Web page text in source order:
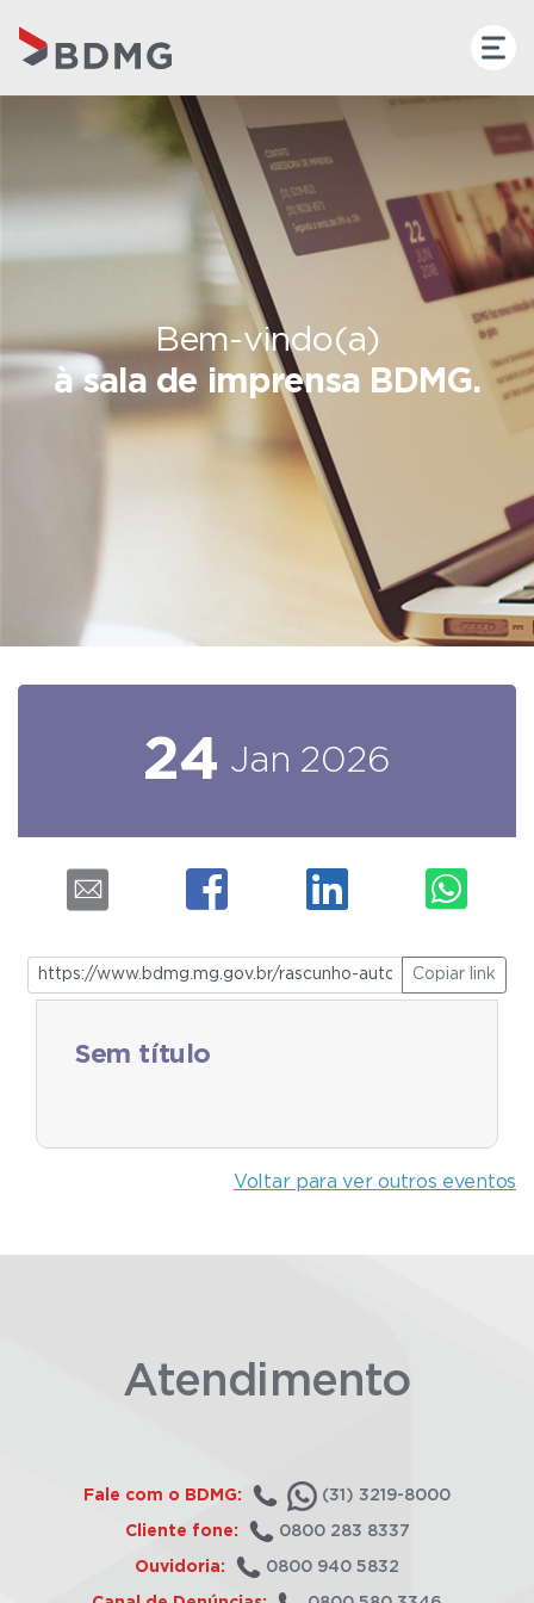
Bem-vindo(a)
à sala de imprensa BDMG.
24 Jan 2026
Copiar link
Sem título
Voltar para ver outros eventos
Atendimento
Fale com o BDMG: (31) 3219-8000
Cliente fone: 0800 283 8337
Ouvidoria: 0800 940 5832